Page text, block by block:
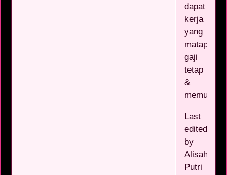
dapat
kerja
yang
matap,
gaji
tetap
&
Last
edited
by
Alisah
Putri